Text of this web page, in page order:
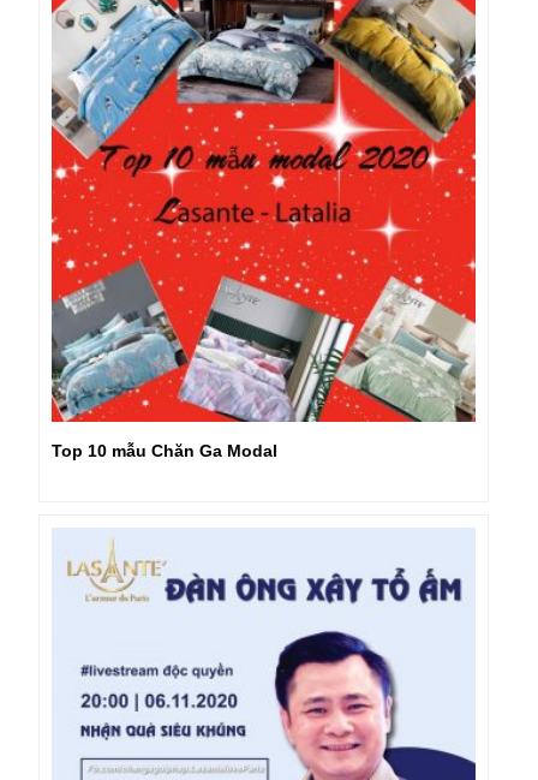
Top 10 mẫu Chăn Ga Modal